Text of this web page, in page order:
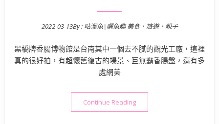
Posted on
2022-03-13By : 咕溜魚|曬魚趣 美食、旅遊、親子
黑橋牌香腸博物館是台南其中一個去不膩的觀光工廠，這裡
真的很好拍，有超懷舊復古的場景、巨無霸香腸盤，還有多
處網美
Continue Reading“台南景點》黑橋牌香腸博物